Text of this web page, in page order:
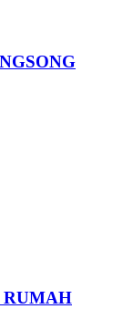
RUMAH